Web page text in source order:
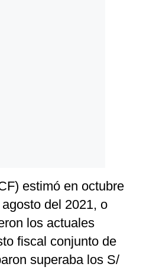
estimó en octubre
del 2021, o
los actuales
fiscal conjunto de
superaba los S/